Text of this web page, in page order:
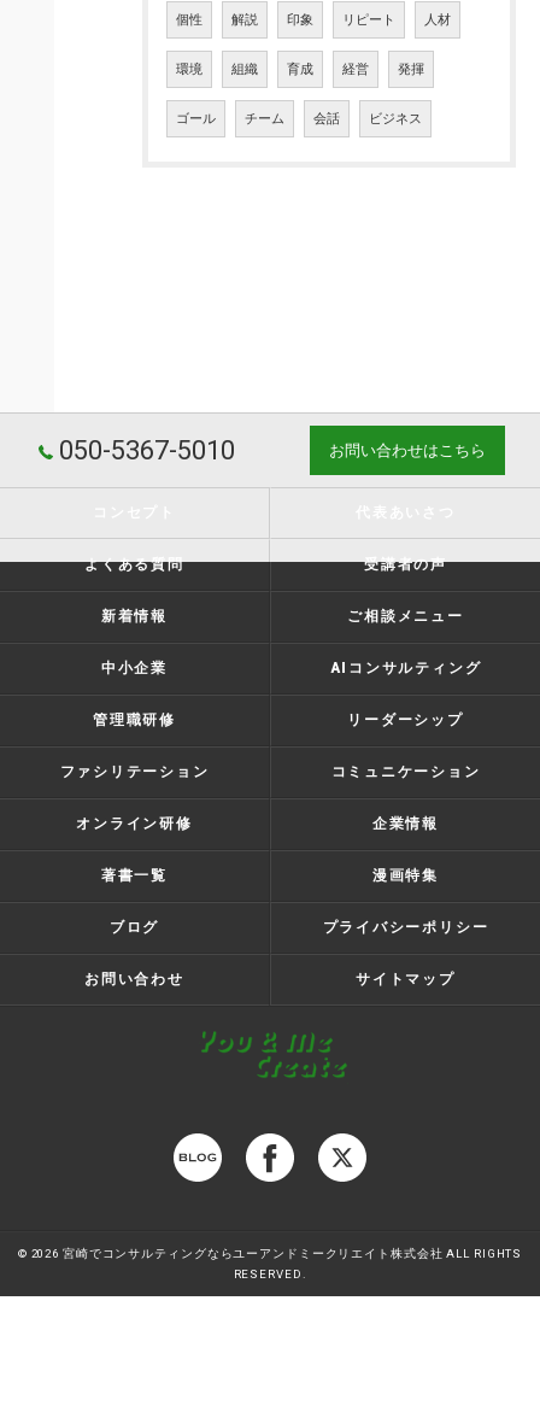
個性 解説 印象 リピート 人材
環境 組織 育成 経営 発揮
ゴール チーム 会話 ビジネス
050-5367-5010 お問い合わせはこちら
よくある質問 受講者の声
新着情報 ご相談メニュー
中小企業 AIコンサルティング
管理職研修 リーダーシップ
ファシリテーション コミュニケーション
オンライン研修 企業情報
著書一覧 漫画特集
ブログ プライバシーポリシー
お問い合わせ サイトマップ
© 2026 宮崎でコンサルティングならユーアンドミークリエイト株式会社 ALL RIGHTS
RESERVED.